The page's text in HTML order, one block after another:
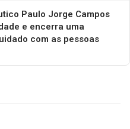
Paulo Jorge Campos
e encerra uma
com as pessoas